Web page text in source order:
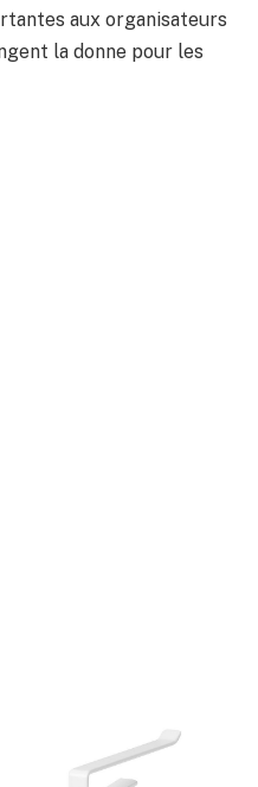
aux organisateurs
la donne pour les